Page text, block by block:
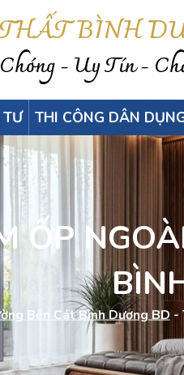
BÌNH
- Uy Tín -
THI CÔNG DÂN
ỐP
Bến Cát Bình Dương BD-